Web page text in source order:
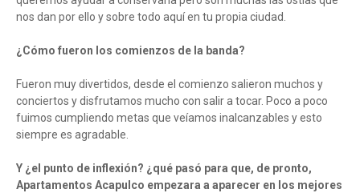
nos dan por ello y sobre todo aquí en tu propia ciudad.
¿Cómo fueron los comienzos de la banda?
Fueron muy divertidos, desde el comienzo salieron muchos y
conciertos y disfrutamos mucho con salir a tocar. Poco a poco
fuimos cumpliendo metas que veíamos inalcanzables y esto
siempre es agradable.
Y ¿el punto de inflexión? ¿qué pasó para que, de pronto,
Apartamentos Acapulco empezara a aparecer en los mejores